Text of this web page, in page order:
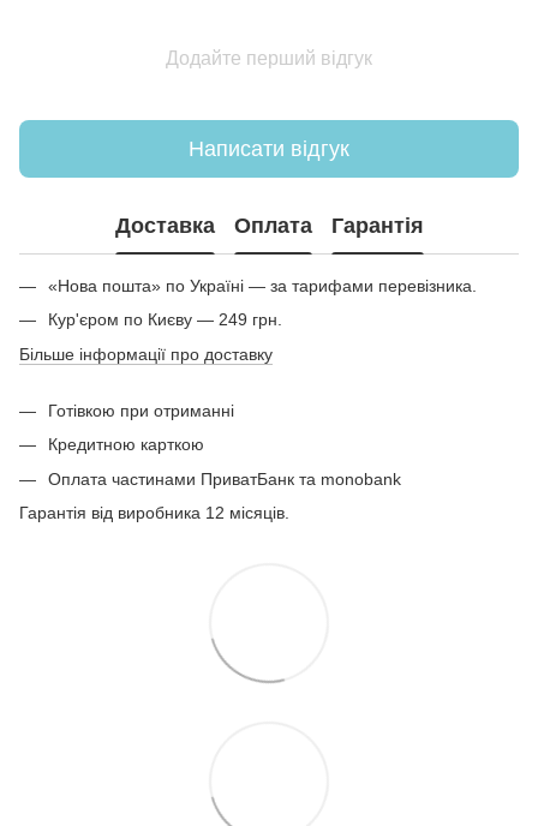
Додайте перший відгук
Написати відгук
Доставка Оплата Гарантія
«Нова пошта» по Україні — за тарифами перевізника.
Кур'єром по Києву — 249 грн.
Більше інформації про доставку
Готівкою при отриманні
Кредитною карткою
Оплата частинами ПриватБанк та monobank
Гарантія від виробника 12 місяців.